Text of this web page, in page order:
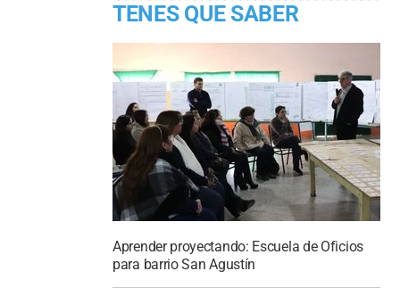
TENES QUE SABER
Aprender proyectando: Escuela de Oficios
para barrio San Agustín